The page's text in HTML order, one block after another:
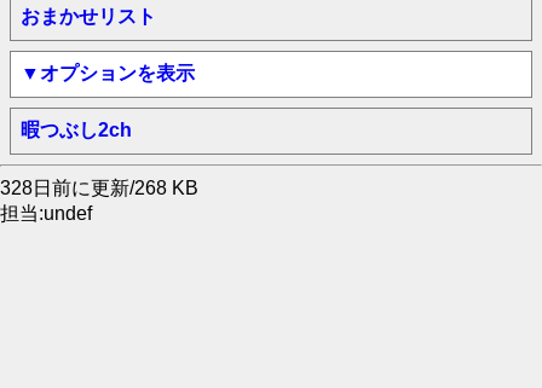
おまかせリスト
▼オプションを表示
暇つぶし2ch
328日前に更新/268 KB
担当:undef